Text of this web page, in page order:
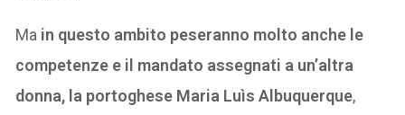
Ma in questo ambito peseranno molto anche le
competenze e il mandato assegnati a un’altra
donna, la portoghese Maria Luìs Albuquerque,